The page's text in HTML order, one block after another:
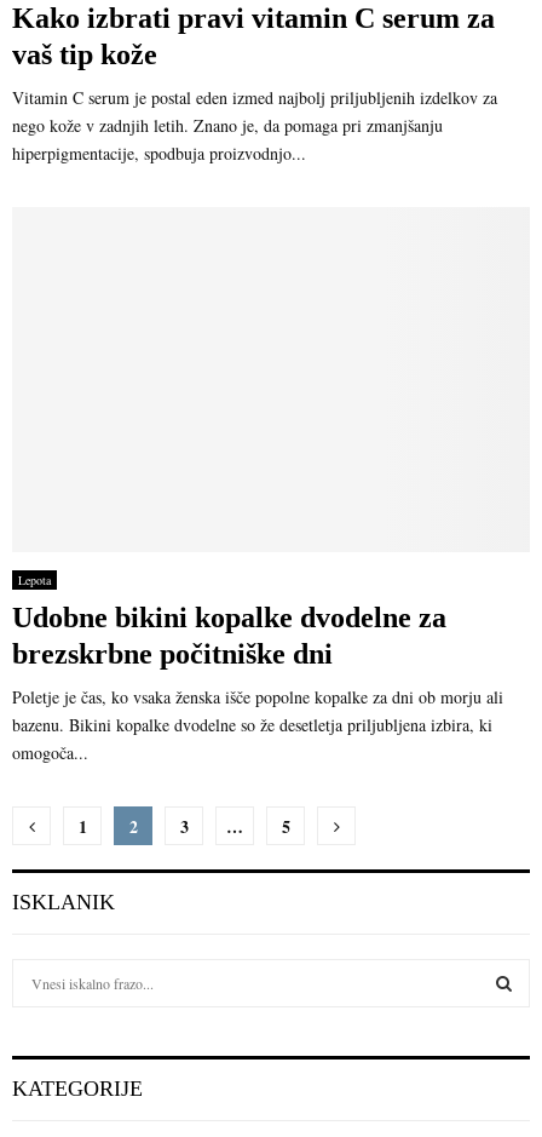
Kako izbrati pravi vitamin C serum za
vaš tip kože
Vitamin C serum je postal eden izmed najbolj priljubljenih izdelkov za
nego kože v zadnjih letih. Znano je, da pomaga pri zmanjšanju
hiperpigmentacije, spodbuja proizvodnjo...
Lepota
Udobne bikini kopalke dvodelne za
brezskrbne počitniške dni
Poletje je čas, ko vsaka ženska išče popolne kopalke za dni ob morju ali
bazenu. Bikini kopalke dvodelne so že desetletja priljubljena izbira, ki
omogoča...
Številčenje
prispevkov
1 2 3 … 5
ISKLANIK
h
KATEGORIJE